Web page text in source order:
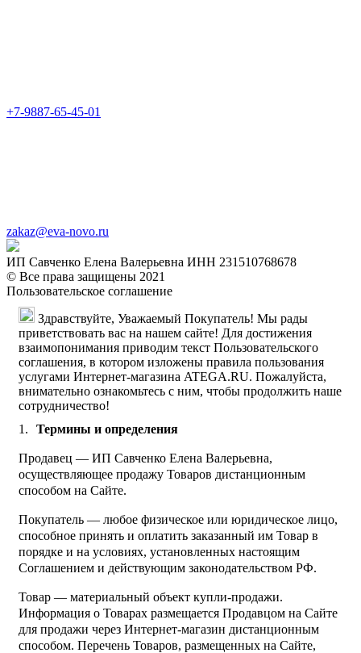
+7-9887-65-45-01
zakaz@eva-novo.ru
ИП Савченко Елена Валерьевна ИНН 231510768678
© Все права защищены 2021
Пользовательское соглашение
Здравствуйте, Уважаемый Покупатель! Мы рады
приветствовать вас на нашем сайте! Для достижения
взаимопонимания приводим текст Пользовательского
соглашения, в котором изложены правила пользования
услугами Интернет-магазина ATEGA.RU. Пожалуйста,
внимательно ознакомьтесь с ним, чтобы продолжить наше
сотрудничество!
Термины и определения
Продавец — ИП Савченко Елена Валерьевна,
осуществляющее продажу Товаров дистанционным
способом на Сайте.
Покупатель — любое физическое или юридическое лицо,
способное принять и оплатить заказанный им Товар в
порядке и на условиях, установленных настоящим
Соглашением и действующим законодательством РФ.
Товар — материальный объект купли-продажи.
Информация о Товарах размещается Продавцом на Сайте
для продажи через Интернет-магазин дистанционным
способом. Перечень Товаров, размещенных на Сайте,